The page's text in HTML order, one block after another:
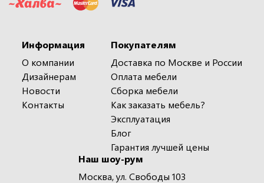
Информация
О компании
Дизайнерам
Новости
Контакты
Покупателям
Доставка по Москве и России
Оплата мебели
Сборка мебели
Как заказать мебель?
Эксплуатация
Блог
Гарантия лучшей цены
Наш шоу-рум
Москва, ул. Свободы 103